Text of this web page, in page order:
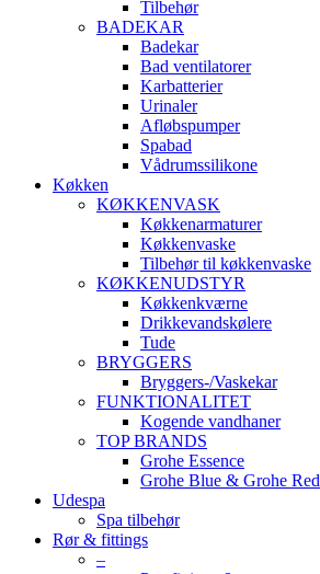
Tilbehør
BADEKAR
Badekar
Bad ventilatorer
Karbatterier
Urinaler
Afløbspumper
Spabad
Vådrumssilikone
Køkken
KØKKENVASK
Køkkenarmaturer
Køkkenvaske
Tilbehør til køkkenvaske
KØKKENUDSTYR
Køkkenkværne
Drikkevandskølere
Tude
BRYGGERS
Bryggers-/Vaskekar
FUNKTIONALITET
Kogende vandhaner
TOP BRANDS
Grohe Essence
Grohe Blue & Grohe Red
Udespa
Spa tilbehør
Rør & fittings
–